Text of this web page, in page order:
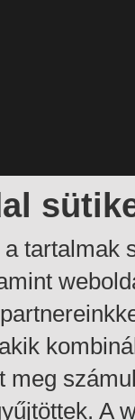
tartalmak
meg
A